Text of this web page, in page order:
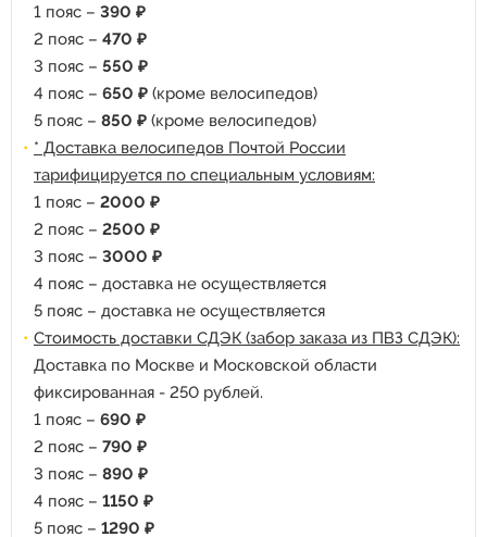
1 пояс – 390 ₽
2 пояс – 470 ₽
3 пояс – 550 ₽
4 пояс – 650 ₽ (кроме велосипедов)
5 пояс – 850 ₽ (кроме велосипедов)
* Доставка велосипедов Почтой России
тарифицируется по специальным условиям:
1 пояс – 2000 ₽
2 пояс – 2500 ₽
3 пояс – 3000 ₽
4 пояс – доставка не осуществляется
5 пояс – доставка не осуществляется
Стоимость доставки СДЭК (забор заказа из ПВЗ СДЭК):
Доставка по Москве и Московской области
фиксированная - 250 рублей.
1 пояс – 690 ₽
2 пояс – 790 ₽
3 пояс – 890 ₽
4 пояс – 1150 ₽
5 пояс – 1290 ₽